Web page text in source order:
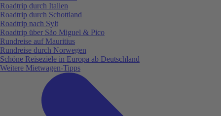
Roadtrip durch Italien
Roadtrip durch Schottland
Roadtrip nach Sylt
Roadtrip über São Miguel & Pico
Rundreise auf Mauritius
Rundreise durch Norwegen
Schöne Reiseziele in Europa ab Deutschland
Weitere Mietwagen-Tipps